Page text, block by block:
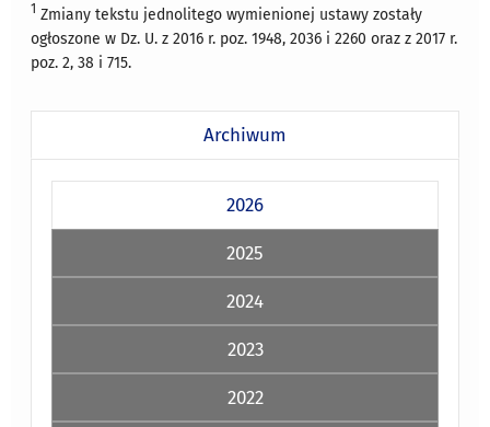
1 Zmiany tekstu jednolitego wymienionej ustawy zostały
ogłoszone w Dz. U. z 2016 r. poz. 1948, 2036 i 2260 oraz z 2017 r.
poz. 2, 38 i 715.
Archiwum
2026
2025
2024
2023
2022